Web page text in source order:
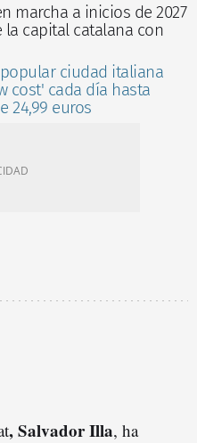
marcha a inicios de 2027
capital catalana con
ciudad italiana
cost' cada día hasta
24,99 euros
, Salvador Illa, ha